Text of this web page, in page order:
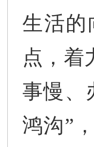
生活的
点，着
事慢、
鸿沟”